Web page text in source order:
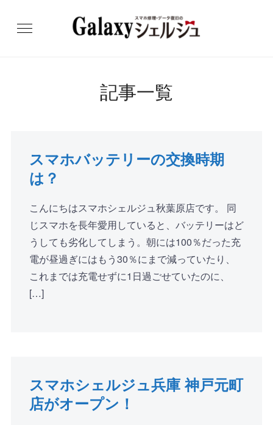
記事一覧
スマホバッテリーの交換時期
は？
こんにちはスマホシェルジュ秋葉原店です。 同
じスマホを長年愛用していると、バッテリーはど
うしても劣化してしまう。朝には100％だった充
電が昼過ぎにはもう30％にまで減っていたり、
これまでは充電せずに1日過ごせていたのに、
[…]
スマホシェルジュ兵庫 神戸元町
店がオープン！